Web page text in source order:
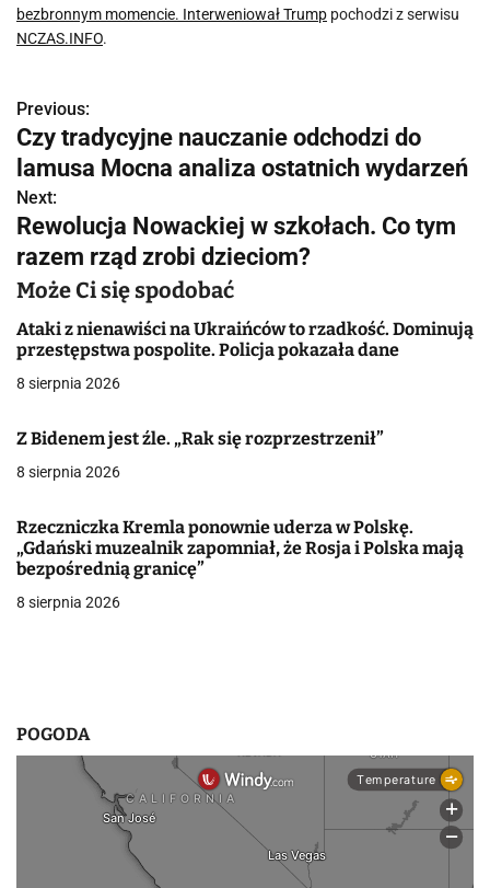
bezbronnym momencie. Interweniował Trump pochodzi z serwisu
NCZAS.INFO.
N
a
w
i
g
a
c
a
p
i
s
Previous:
Czy tradycyjne nauczanie odchodzi do
lamusa Mocna analiza ostatnich wydarzeń
Next:
Rewolucja Nowackiej w szkołach. Co tym
razem rząd zrobi dzieciom?
Może Ci się spodobać
Ataki z nienawiści na Ukraińców to rzadkość. Dominują
przestępstwa pospolite. Policja pokazała dane
8 sierpnia 2026
Z Bidenem jest źle. „Rak się rozprzestrzenił”
8 sierpnia 2026
Rzeczniczka Kremla ponownie uderza w Polskę.
„Gdański muzealnik zapomniał, że Rosja i Polska mają
bezpośrednią granicę”
8 sierpnia 2026
POGODA